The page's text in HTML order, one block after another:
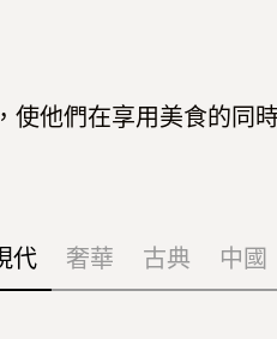
他們在享用美食的
代 奢華 古典 中國